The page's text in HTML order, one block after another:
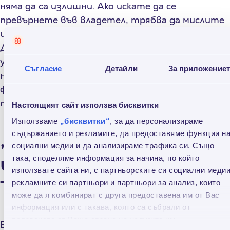
Съгласие Детайли За
Настоящият сайт използва бисквитки
Използваме „бисквитки“, за да персонализираме
съдържанието и рекламите, да предоставяме функции на
социални медии и да анализираме трафика си. Също
така, споделяме информация за начина, по който
използвате сайта ни, с партньорските си социални
рекламните си партньори и партньори за анализ, които
може да я комбинират с друга предоставена им от Вас
информация или с такава, която са събрали от
няма да са излишни. Ако искате да се
превърнете във владетел, трябва да мислите
и функционирате като такъв.
Далновидността на великия китайски
управник Тан Тайдзум ще ви бъде от полза,
независимо дали става въпрос за управление на
фирма, отглеждане на деца или вземане на
трудни решения.
„Как да постигаме
целите си“, Брайън
Трейси
Един от големите проблеми на повечето хора